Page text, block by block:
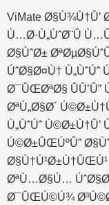
ViMate
Ù…Ø·Ù„ÙˆØ¨Û
Ø§ÙˆØ±
ÚˆØ§Ø¤Ù†
Ø¯ÛŒØªØ§
ØªÙ„Ø§Ø´
Ù„ÙˆÚˆ
Ú©Ø±ÛŒÚºÛ”
ØªÙ…Ø§Ù…
Ø¯ÛŒÚ©Ú¾